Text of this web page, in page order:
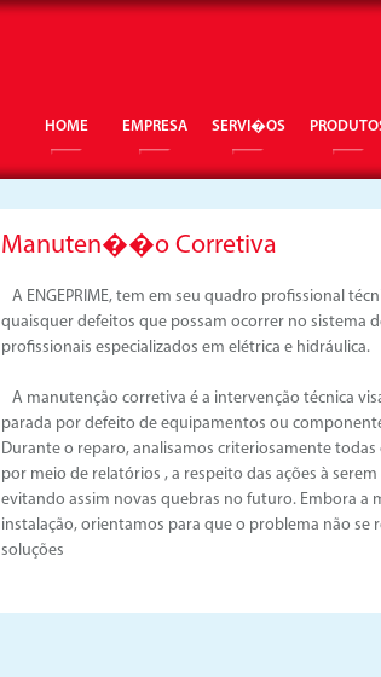
HOME EMPRESA SERVI�OS
Manuten��o Corretiva
A ENGEPRIME, tem em seu quadro profissional
quaisquer defeitos que possam ocorrer no sistema
profissionais especializados em elétrica e hidráulica.
A manutenção corretiva é a intervenção técnica
parada por defeito de equipamentos ou
Durante o reparo, analisamos criteriosamente
por meio de relatórios , a respeito das ações à
evitando assim novas quebras no futuro. Embora
instalação, orientamos para que o problema não
soluções